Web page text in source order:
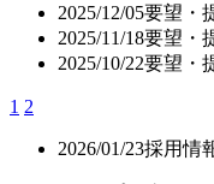
2025/12/05要望・
2025/11/18要望・
2025/10/22要望・
1 2
2026/01/23採用情